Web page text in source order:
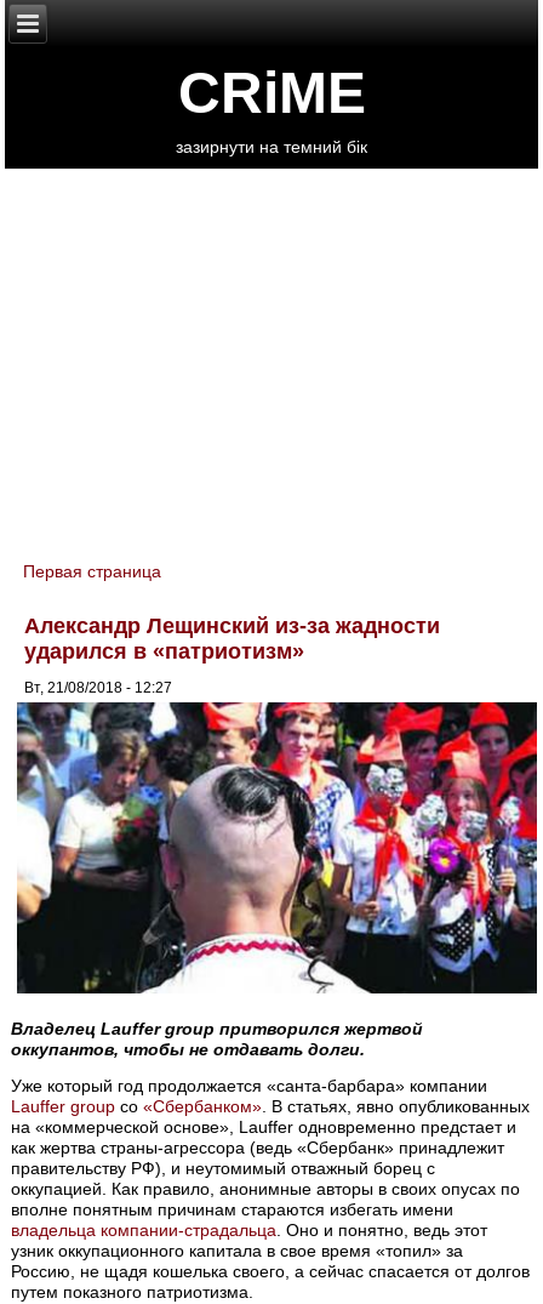
CRiME
зазирнути на темний бік
You are here
Первая страница
Александр Лещинский из-за жадности
ударился в «патриотизм»
Вт, 21/08/2018 - 12:27
Владелец Lauffer group притворился жертвой
оккупантов, чтобы не отдавать долги.
Уже который год продолжается «санта-барбара» компании
Lauffer group со«Сбербанком». В статьях, явно опубликованных
на «коммерческой основе», Lauffer одновременно предстает и
как жертва страны-агрессора (ведь «Сбербанк» принадлежит
правительству РФ), и неутомимый отважный борец с
оккупацией. Как правило, анонимные авторы в своих опусах по
вполне понятным причинам стараются избегать имени
владельца компании-страдальца. Оно и понятно, ведь этот
узник оккупационного капитала в свое время «топил» за
Россию, не щадя кошелька своего, а сейчас спасается от долгов
путем показного патриотизма.